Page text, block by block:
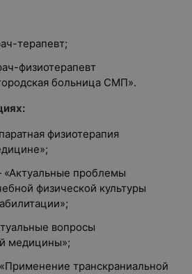
терапевт;
физиотерапевт
больница СМП».
физиотерапия
«Актуальные проблемы
физической культуры
вопросы
медицины»;
транскраниальной